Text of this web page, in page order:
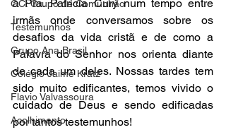
GC: Grupo de Comunhão
Testemunhos
Grupo Ana Brasil
Colégio Jaime Kratz
Flavio Valvassoura
Acolhimento
a Pra. Patricia Cury num tempo entre
irmãs onde conversamos sobre os
desafios da vida cristã e de como a
Palavra do Senhor nos orienta diante
de cada um deles. Nossas tardes tem
sido muito edificantes, temos vivido o
cuidado de Deus e sendo edificadas
por tantos testemunhos!